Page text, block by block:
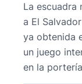
La escuadra
a El
ya obtenida
un juego
en la